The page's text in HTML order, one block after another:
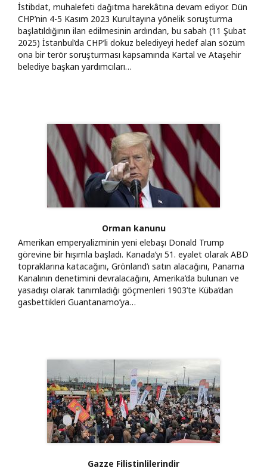
İstibdat, muhalefeti dağıtma harekâtına devam ediyor. Dün
CHP’nin 4-5 Kasım 2023 Kurultayına yönelik soruşturma
başlatıldığının ilan edilmesinin ardından, bu sabah (11 Şubat
2025) İstanbul’da CHP’li dokuz belediyeyi hedef alan sözüm
ona bir terör soruşturması kapsamında Kartal ve Ataşehir
belediye başkan yardımcıları…
Orman kanunu
Amerikan emperyalizminin yeni elebaşı Donald Trump
görevine bir hışımla başladı. Kanada’yı 51. eyalet olarak ABD
topraklarına katacağını, Grönland’ı satın alacağını, Panama
Kanalının denetimini devralacağını, Amerika’da bulunan ve
yasadışı olarak tanımladığı göçmenleri 1903’te Küba’dan
gasbettikleri Guantanamo’ya…
Gazze Filistinlilerindir